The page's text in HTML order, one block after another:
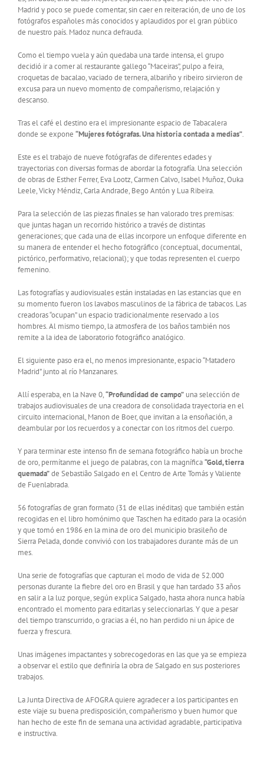
Madrid y poco se puede comentar, sin caer en reiteración, de uno de los
fotógrafos españoles más conocidos y aplaudidos por el gran público
de nuestro país. Madoz nunca defrauda.
Como el tiempo vuela y aún quedaba una tarde intensa, el grupo
decidió ir a comer al restaurante gallego “Maceiras”, pulpo a feira,
croquetas de bacalao, vaciado de ternera, albariño y ribeiro sirvieron de
excusa para un nuevo momento de compañerismo, relajación y
descanso.
Tras el café el destino era el impresionante espacio de Tabacalera
donde se expone “Mujeres fotógrafas. Una historia contada a medias”.
Este es el trabajo de nueve fotógrafas de diferentes edades y
trayectorias con diversas formas de abordar la fotografía. Una selección
de obras de Esther Ferrer, Eva Lootz, Carmen Calvo, Isabel Muñoz, Ouka
Leele, Vicky Méndiz, Carla Andrade, Bego Antón y Lua Ribeira.
Para la selección de las piezas finales se han valorado tres premisas:
que juntas hagan un recorrido histórico a través de distintas
generaciones; que cada una de ellas incorpore un enfoque diferente en
su manera de entender el hecho fotográfico (conceptual, documental,
pictórico, performativo, relacional); y que todas representen el cuerpo
femenino.
Las fotografías y audiovisuales están instaladas en las estancias que en
su momento fueron los lavabos masculinos de la fábrica de tabacos. Las
creadoras “ocupan” un espacio tradicionalmente reservado a los
hombres. Al mismo tiempo, la atmosfera de los baños también nos
remite a la idea de laboratorio fotográfico analógico.
El siguiente paso era el, no menos impresionante, espacio “Matadero
Madrid” junto al río Manzanares.
Allí esperaba, en la Nave 0,“Profundidad de campo” una selección de
trabajos audiovisuales de una creadora de consolidada trayectoria en el
circuito internacional, Manon de Boer, que invitan a la ensoñación, a
deambular por los recuerdos y a conectar con los ritmos del cuerpo.
Y para terminar este intenso fin de semana fotográfico había un broche
de oro, permítanme el juego de palabras, con la magnífica“Gold, tierra
quemada”de Sebastião Salgado en el Centro de Arte Tomás y Valiente
de Fuenlabrada.
56 fotografías de gran formato (31 de ellas inéditas) que también están
recogidas en el libro homónimo que Taschen ha editado para la ocasión
y que tomó en 1986 en la mina de oro del municipio brasileño de
Sierra Pelada, donde convivió con los trabajadores durante más de un
mes.
Una serie de fotografías que capturan el modo de vida de 52.000
personas durante la fiebre del oro en Brasil y que han tardado 33 años
en salir a la luz porque, según explica Salgado, hasta ahora nunca había
encontrado el momento para editarlas y seleccionarlas. Y que a pesar
del tiempo transcurrido, o gracias a él, no han perdido ni un ápice de
fuerza y frescura.
Unas imágenes impactantes y sobrecogedoras en las que ya se empieza
a observar el estilo que definiría la obra de Salgado en sus posteriores
trabajos.
La Junta Directiva de AFOGRA quiere agradecer a los participantes en
este viaje su buena predisposición, compañerismo y buen humor que
han hecho de este fin de semana una actividad agradable, participativa
e instructiva.